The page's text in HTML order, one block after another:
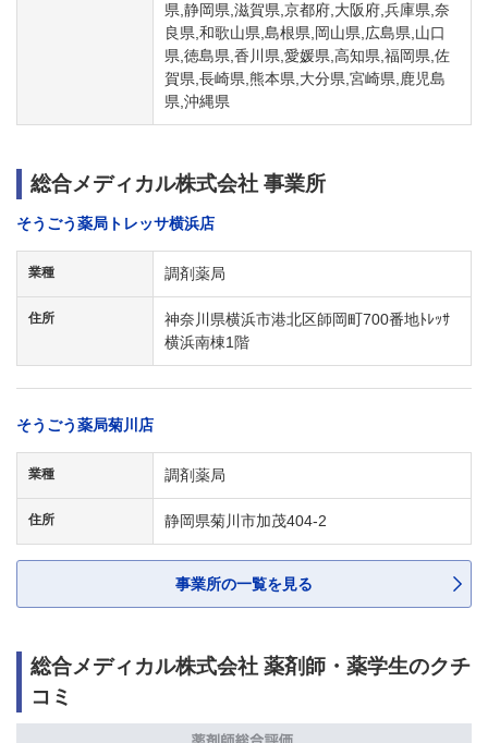
県,静岡県,滋賀県,京都府,大阪府,兵庫県,奈
良県,和歌山県,島根県,岡山県,広島県,山口
県,徳島県,香川県,愛媛県,高知県,福岡県,佐
賀県,長崎県,熊本県,大分県,宮崎県,鹿児島
県,沖縄県
総合メディカル株式会社 事業所
そうごう薬局トレッサ横浜店
業種 調剤薬局
住所
神奈川県横浜市港北区師岡町700番地ﾄﾚｯｻ
横浜南棟1階
そうごう薬局菊川店
業種 調剤薬局
住所 静岡県菊川市加茂404-2
事業所の一覧を見る
総合メディカル株式会社 薬剤師・薬学生のクチ
コミ